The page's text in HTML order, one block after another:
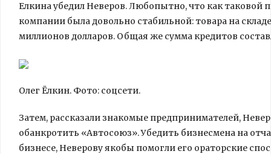
Елкина убедил Неверов. Любопытно, что как таковой
компании была довольно стабильной: товара на
миллионов долларов. Общая же сумма кредитов
Олег Ёлкин. Фото: соцсети.
Затем, рассказали знакомые предпринимателей,
обанкротить «Автосоюз». Убедить бизнесмена на
бизнесе, Неверову якобы помогли его ораторские